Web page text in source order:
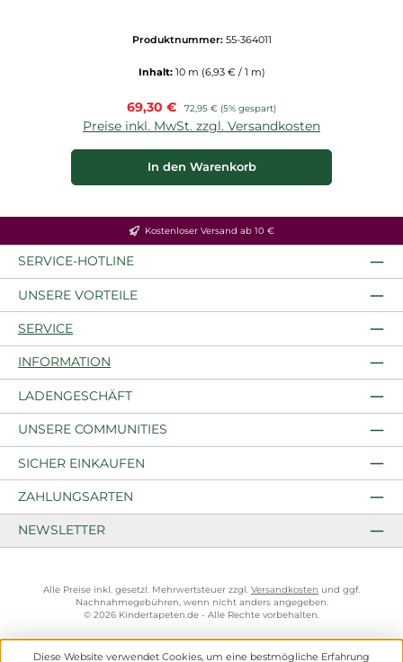
Produktnummer: 55-364011
Inhalt: 10 m (6,93 € / 1 m)
Verkaufspreis:
69,30 € Regulärer Preis:
72,95 € (5% gespart)
Preise inkl. MwSt. zzgl. Versandkosten
In den Warenkorb
Kostenloser Versand ab 10 €
SERVICE-HOTLINE
UNSERE VORTEILE
SERVICE
INFORMATION
LADENGESCHÄFT
UNSERE COMMUNITIES
SICHER EINKAUFEN
ZAHLUNGSARTEN
NEWSLETTER
Alle Preise inkl. gesetzl. Mehrwertsteuer zzgl. Versandkosten und ggf.
Nachnahmegebühren, wenn nicht anders angegeben.
© 2026 Kindertapeten.de - Alle Rechte vorbehalten.
Diese Website verwendet Cookies, um eine bestmögliche Erfahrung